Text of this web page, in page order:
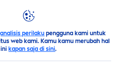
perilaku pengguna kami untuk
web kami. Kamu kamu merubah hal
ini kapan saja di sini.
“Me-Time” Penting Untukmu?